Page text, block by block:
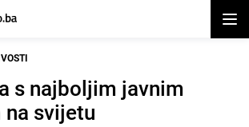
s najboljim javnim
svijetu